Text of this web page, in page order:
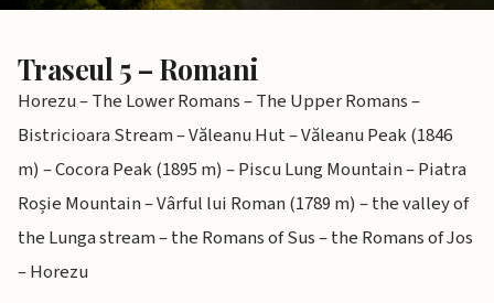
Traseul 5 – Romani
Horezu – The Lower Romans – The Upper Romans –
Bistricioara Stream – Văleanu Hut – Văleanu Peak (1846
m) – Cocora Peak (1895 m) – Piscu Lung Mountain – Piatra
Roșie Mountain – Vârful lui Roman (1789 m) – the valley of
the Lunga stream – the Romans of Sus – the Romans of Jos
– Horezu